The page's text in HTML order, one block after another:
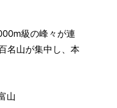
級の峰々が連
名山が集中し、本
山